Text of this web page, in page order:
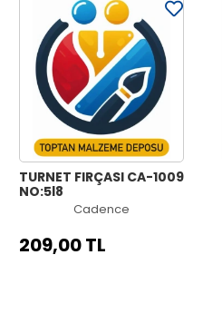
TURNET FIRÇASI CA-1009
NO:5|8
Cadence
209,00 TL